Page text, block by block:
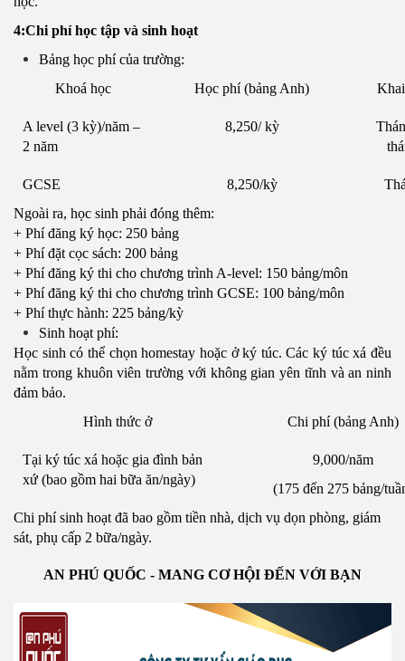
4:Chi phí học tập và sinh hoạt
Bảng học phí của trường:
Khoá học
Học phí (bảng Anh)
A level (3 kỳ)/năm –
2 năm
8,250/ kỳ
GCSE 8,250/kỳ
Ngoài ra, học sinh phải đóng thêm:
+ Phí đăng ký học: 250 bảng
+ Phí đặt cọc sách: 200 bảng
+ Phí đăng ký thi cho chương trình A-level: 150 bảng/môn
+ Phí đăng ký thi cho chương trình GCSE: 100 bảng/môn
+ Phí thực hành: 225 bảng/kỳ
Sinh hoạt phí:
Học sinh có thể chọn homestay hoặc ở ký túc. Các ký túc xá đều
nằm trong khuôn viên trường với không gian yên tĩnh và an ninh
đảm bảo.
Hình thức ở
Chi phí (bảng Anh)
Tại ký túc xá hoặc gia đình bản
xứ (bao gồm hai bữa ăn/ngày)
9,000/năm
(175 đến 275 bảng/
Chi phí sinh hoạt đã bao gồm tiền nhà, dịch vụ dọn phòng, giám
sát, phụ cấp 2 bữa/ngày.
AN PHÚ QUỐC - MANG CƠ HỘI ĐẾN VỚI BẠN